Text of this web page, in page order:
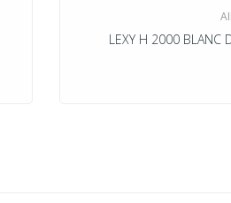
LEXY H 2000